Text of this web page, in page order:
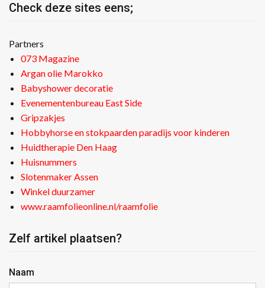
Check deze sites eens;
Partners
073 Magazine
Argan olie Marokko
Babyshower decoratie
Evenementenbureau East Side
Gripzakjes
Hobbyhorse en stokpaarden paradijs voor kinderen
Huidtherapie Den Haag
Huisnummers
Slotenmaker Assen
Winkel duurzamer
www.raamfolieonline.nl/raamfolie
Zelf artikel plaatsen?
Naam